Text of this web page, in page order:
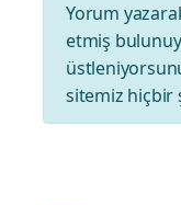
Yorum
etmiş
sitemiz hiçbir